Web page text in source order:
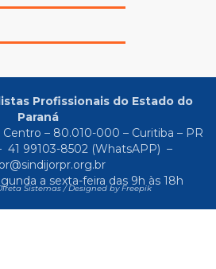
Profissionais do Estado do
Paraná
Centro – 80.010-000 – Curitiba – PR
41 99103-8502(WhatsAPP) –
a sexta-feira das 9h às 18h
Sistemas /Designed by Freepik